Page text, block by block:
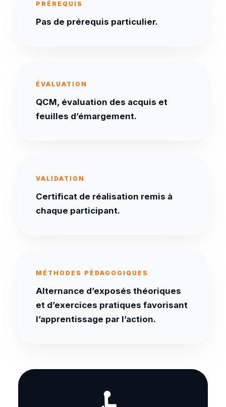
PRÉREQUIS
Pas de prérequis particulier.
ÉVALUATION
QCM, évaluation des acquis et
feuilles d’émargement.
VALIDATION
Certificat de réalisation remis à
chaque participant.
MÉTHODES PÉDAGOGIQUES
Alternance d’exposés théoriques
et d’exercices pratiques favorisant
l’apprentissage par l’action.